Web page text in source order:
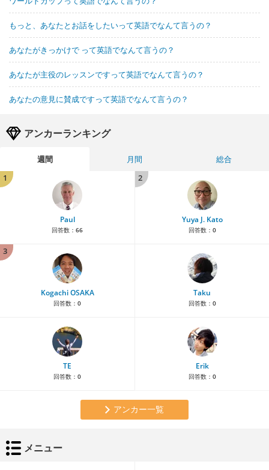
もっと、あなたとお話をしたいって英語でなんて言うの？
あなたがきっかけで って英語でなんて言うの？
あなたが主役のレッスンですって英語でなんて言うの？
あなたの意見に賛成ですって英語でなんて言うの？
アンカーランキング
週間 月間
総合
1
Paul
回答数： 66
2
Yuya J. Kato
回答数： 0
3
Kogachi OSAKA
回答数： 0
Taku
回答数： 0
TE
回答数： 0
Erik
回答数： 0
アンカー一覧
メニュー